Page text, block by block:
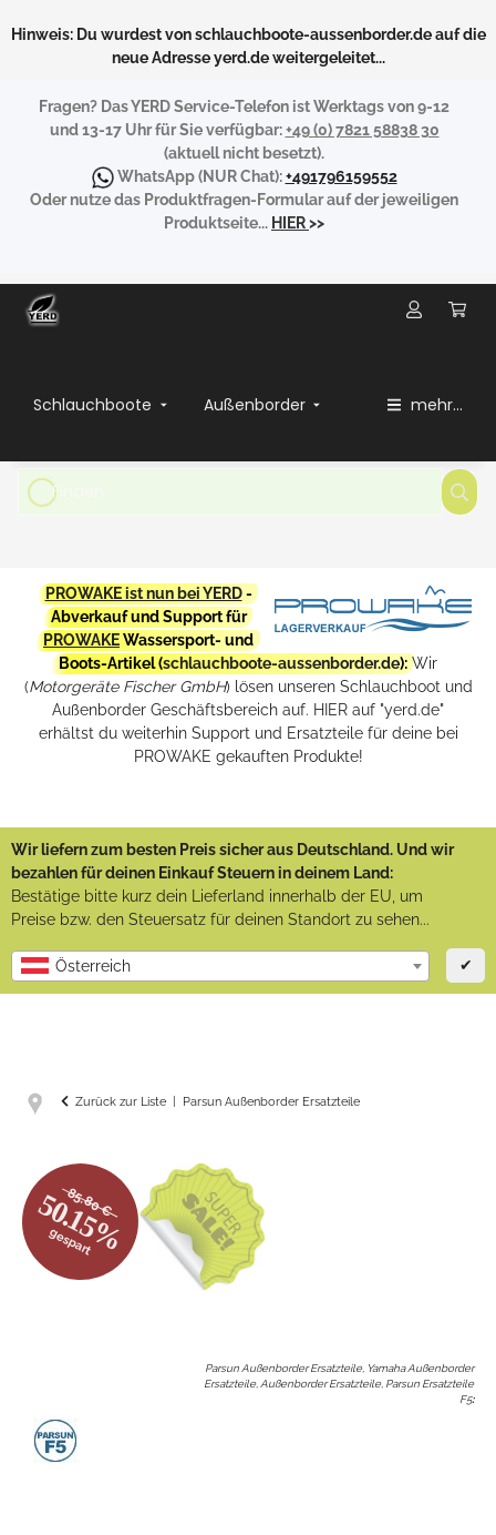
Hinweis: Du wurdest von schlauchboote-aussenborder.de auf die
neue Adresse yerd.de weitergeleitet...
Fragen? Das YERD Service-Telefon ist Werktags von 9-12
und 13-17 Uhr für Sie verfügbar:+49 (0) 7821 58838 30
(aktuell nicht besetzt).
WhatsApp(NUR Chat):+491796159552
Oder nutze das Produktfragen-Formular auf der jeweiligen
Produktseite... HIER>>
Schlauchboote Außenborder mehr...
PROWAKE ist nun bei YERD-
Abverkauf und Support für
PROWAKEWassersport- und
Boots-Artikel (schlauchboote-aussenborder.de): Wir
(Motorgeräte Fischer GmbH) lösen unseren Schlauchboot und
Außenborder Geschäftsbereich auf. HIER auf "yerd.de"
erhältst du weiterhin Support und Ersatzteile für deine bei
PROWAKE gekauften Produkte!
Wir liefern zum besten Preis sicher aus Deutschland. Und wir
bezahlen für deinen Einkauf Steuern in deinem Land:
Bestätige bitte kurz dein Lieferland innerhalb der EU, um
Preise bzw. den Steuersatz für deinen Standort zu sehen...
Österreich ✔
Zurück zur Liste Parsun Außenborder Ersatzteile
85.80 €
50.15%
gespart
Parsun Außenborder Ersatzteile, Yamaha Außenborder
Ersatzteile, Außenborder Ersatzteile, Parsun Ersatzteile
F5: